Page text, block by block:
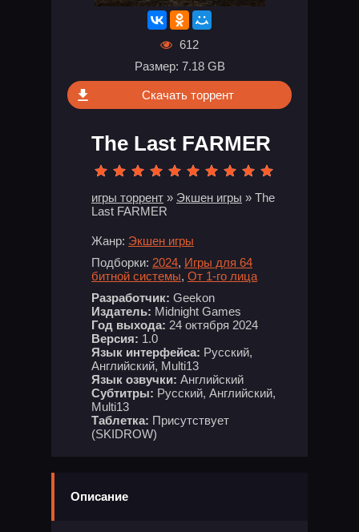
612
Размер: 7.18 GB
Скачать торрент
The Last FARMER
игры торрент » Экшен игры » The
Last FARMER
Жанр: Экшен игры
Подборки: 2024, Игры для 64
битной системы, От 1-го лица
Разработчик: Geekon
Издатель: Midnight Games
Год выхода: 24 октября 2024
Версия: 1.0
Язык интерфейса: Русский,
Английский, Multi13
Язык озвучки: Английский
Субтитры: Русский, Английский,
Multi13
Таблетка: Присутствует
(SKIDROW)
Описание